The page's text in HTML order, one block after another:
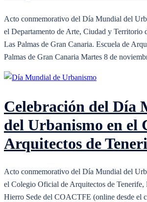
Acto conmemorativo del Día Mundial del
el Departamento de Arte, Ciudad y Territorio
Las Palmas de Gran Canaria. Escuela de
Palmas de Gran Canaria Martes 8 de
Celebración del Día
del Urbanismo en el
Arquitectos de
Acto conmemorativo del Día Mundial del
el Colegio Oficial de Arquitectos de Tenerife,
Hierro Sede del COACTFE (online desde el